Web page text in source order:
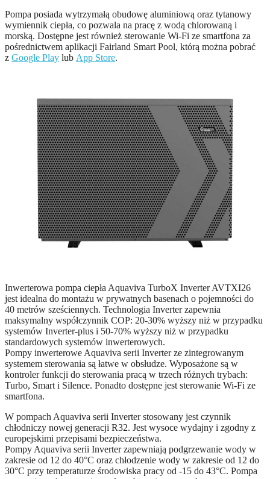
Pompa posiada wytrzymałą obudowę aluminiową oraz tytanowy
wymiennik ciepła, co pozwala na pracę z wodą chlorowaną i
morską. Dostępne jest również sterowanie Wi-Fi ze smartfona za
pośrednictwem aplikacji Fairland Smart Pool, którą można pobrać
z Google Play lub App Store.
Inwerterowa pompa ciepła Aquaviva TurboX Inverter AVTXI26
jest idealna do montażu w prywatnych basenach o pojemności do
40 metrów sześciennych. Technologia Inverter zapewnia
maksymalny współczynnik COP: 20-30% wyższy niż w przypadku
systemów Inverter-plus i 50-70% wyższy niż w przypadku
standardowych systemów inwerterowych.
Pompy inwerterowe Aquaviva serii Inverter ze zintegrowanym
systemem sterowania są łatwe w obsłudze. Wyposażone są w
kontroler funkcji do sterowania pracą w trzech różnych trybach:
Turbo, Smart i Silence. Ponadto dostępne jest sterowanie Wi-Fi ze
smartfona.
W pompach Aquaviva serii Inverter stosowany jest czynnik
chłodniczy nowej generacji R32. Jest wysoce wydajny i zgodny z
europejskimi przepisami bezpieczeństwa.
Pompy Aquaviva serii Inverter zapewniają podgrzewanie wody w
zakresie od 12 do 40°C oraz chłodzenie wody w zakresie od 12 do
30°C przy temperaturze środowiska pracy od -15 do 43°C. Pompa